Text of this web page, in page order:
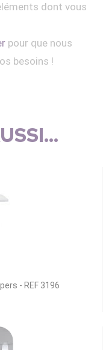
dont vous
pour que nous
besoins !
- REF 3196